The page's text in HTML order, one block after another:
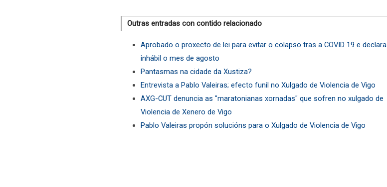
Outras entradas con contido relacionado
Aprobado o proxecto de lei para evitar o colapso tras a COVID 19 e declara
inhábil o mes de agosto
Pantasmas na cidade da Xustiza?
Entrevista a Pablo Valeiras; efecto funil no Xulgado de Violencia de Vigo
AXG-CUT denuncia as "maratonianas xornadas" que sofren no xulgado de
Violencia de Xenero de Vigo
Pablo Valeiras propón solucións para o Xulgado de Violencia de Vigo